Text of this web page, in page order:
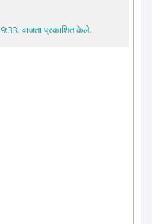
. वाजता प्रकाशित केले.